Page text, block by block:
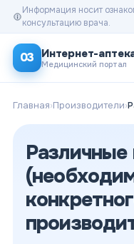
Информация носит
консультацию врача.
03 Интернет-
Медицинский портал
Главная›Производители›